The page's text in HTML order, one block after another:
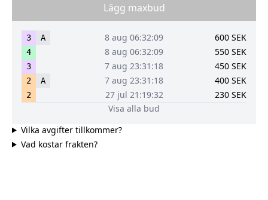
Lägg maxbud
3 A 8 aug 06:32:09 600 SEK
4 8 aug 06:32:09 550 SEK
3 7 aug 23:31:18 450 SEK
2 A 7 aug 23:31:18 400 SEK
2 27 jul 21:19:32 230 SEK
Visa alla bud
Vilka avgifter tillkommer?
Vad kostar frakten?